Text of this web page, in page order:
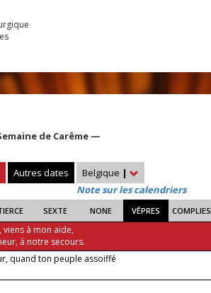
de Carême —
Autres dates Belgique |
Note sur les calendriers
SEXTE NONE VÊPRES COMPLIES
viens à mon aide,
à notre secours.
quand ton peuple assoiffé